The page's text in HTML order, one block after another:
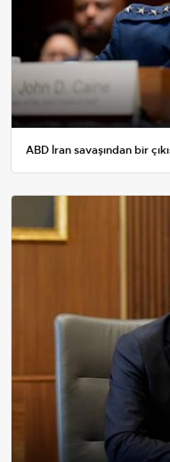
ABD İran savaşından bir